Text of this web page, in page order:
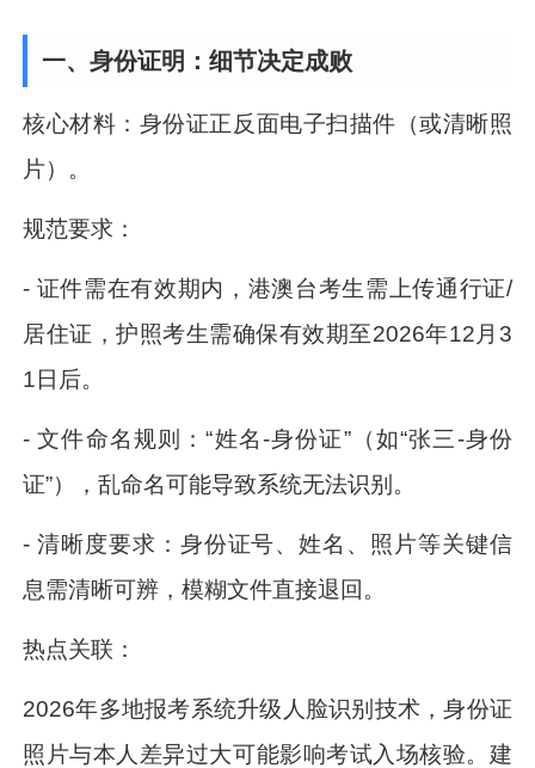
一、身份证明：细节决定成败
核心材料：身份证正反面电子扫描件（或清晰照
片）。
规范要求：
- 证件需在有效期内，港澳台考生需上传通行证/
居住证，护照考生需确保有效期至2026年12月3
1日后。
- 文件命名规则：“姓名-身份证”（如“张三-身份
证”），乱命名可能导致系统无法识别。
- 清晰度要求：身份证号、姓名、照片等关键信
息需清晰可辨，模糊文件直接退回。
热点关联：
2026年多地报考系统升级人脸识别技术，身份证
照片与本人差异过大可能影响考试入场核验。建